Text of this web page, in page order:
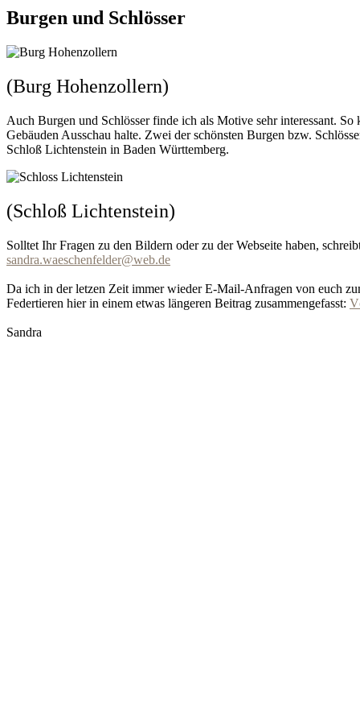
Burgen und Schlösser
(Burg Hohenzollern)
Auch Burgen und Schlösser finde ich als Motive sehr interessant.
Gebäuden Ausschau halte. Zwei der schönsten Burgen bzw.
Schloß Lichtenstein in Baden Württemberg.
(Schloß Lichtenstein)
Solltet Ihr Fragen zu den Bildern oder zu der Webseite haben,
sandra.waeschenfelder@web.de
Da ich in der letzen Zeit immer wieder E-Mail-Anfragen von euch
Federtieren hier in einem etwas längeren Beitrag zusammengefasst:
Sandra